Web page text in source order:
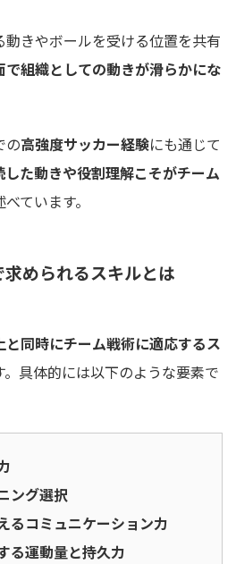
きやボールを受ける位置を共有
で組織としての動きが滑らかにな
の高強度サッカー経験にも通じて
た動きや役割理解こそがチーム
ています。
められるスキルとは
と同時にチーム戦術に適応するス
具体的には以下のような要素で
ング選択
るコミュニケーション力
る運動量と持久力